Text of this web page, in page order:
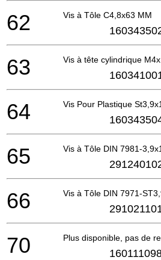
Vis à Tôle C4,8x63 MM
62
Vis à tête cylindrique
63
Vis Pour Plastique
64
Vis à Tôle DIN 7981-
65
Vis à Tôle DIN 7971-
66
Plus disponible, pas de
70